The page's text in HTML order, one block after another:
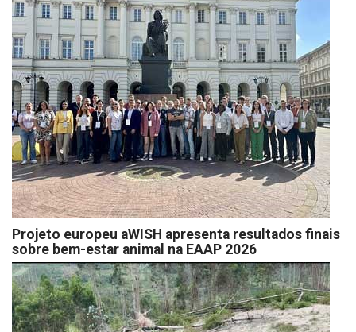
Projeto europeu aWISH apresenta resultados finais
sobre bem-estar animal na EAAP 2026